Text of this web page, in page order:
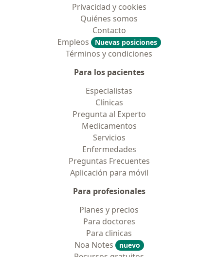
Privacidad y cookies
Quiénes somos
Contacto
Empleos
Nuevas posiciones
Términos y condiciones
Para los pacientes
Especialistas
Clínicas
Pregunta al Experto
Medicamentos
Servicios
Enfermedades
Preguntas Frecuentes
Aplicación para móvil
Para profesionales
Planes y precios
Para doctores
Para clinicas
Noa Notes
nuevo